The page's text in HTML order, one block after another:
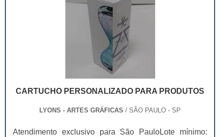
CARTUCHO PERSONALIZADO PARA PRODUTOS
LYONS - ARTES GRÁFICAS / SÃO PAULO - SP
Atendimento exclusivo para São PauloLote mínimo: